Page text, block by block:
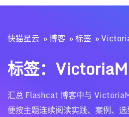
快猫星云 博客 标签
标签：
汇总 Flashcat 博客中与
便按主题连续阅读实践、案例、选